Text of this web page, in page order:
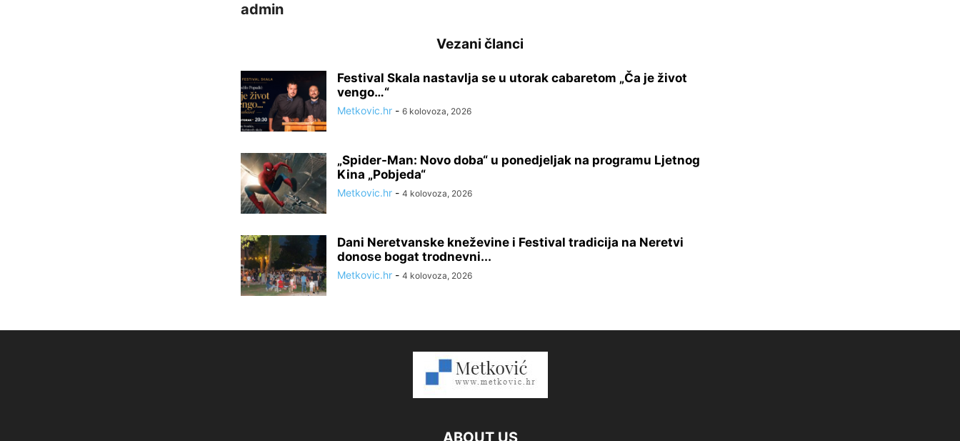
admin
Vezani članci
Festival Skala nastavlja se u utorak cabaretom „Ča je život
vengo…“
Metkovic.hr - 6 kolovoza, 2026
„Spider-Man: Novo doba“ u ponedjeljak na programu Ljetnog
Kina „Pobjeda“
Metkovic.hr - 4 kolovoza, 2026
Dani Neretvanske kneževine i Festival tradicija na Neretvi
donose bogat trodnevni...
Metkovic.hr - 4 kolovoza, 2026
ABOUT US